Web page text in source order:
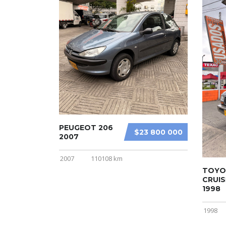
$23 800 000
PEUGEOT 206
2007
2007 110108 km
1998
1998